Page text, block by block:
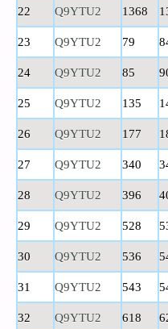
22 Q9YTU2 1368
23 Q9YTU2 79
24 Q9YTU2 85
25 Q9YTU2 135
26 Q9YTU2 177
27 Q9YTU2 340
28 Q9YTU2 396
29 Q9YTU2 528
30 Q9YTU2 536
31 Q9YTU2 543
32 Q9YTU2 618